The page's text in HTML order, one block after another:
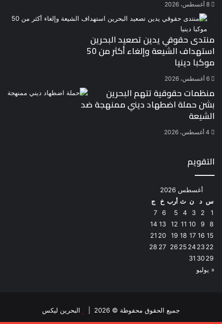
8 أغسطس، 2026
منتدى حقوقي يدين تصعيد البحرين
استهداف الشيعة وإلغاء أكثر من 50
موكبا دينيا
6 أغسطس، 2026
منظمات حقوقية تتهم البحرين
بشن حملة اضطهاد ديني ممنهجة ضد
الشيعة
4 أغسطس، 2026
التقويم
أغسطس 2026
س د ن ث أرب خ
ج
1
2
3
4
5
6
7
8
9
10
11
12
13
14
15
16
17
18
19
20
21
22
23
24
25
26
27
28
29
30
31
« يوليو
جميع الحقوق محفوظة © 2026 | البحرين ليكس